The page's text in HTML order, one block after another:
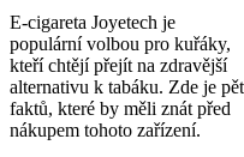
E-cigareta Joyetech je
populární volbou pro kuřáky,
kteří chtějí přejít na zdravější
alternativu k tabáku. Zde je pět
faktů, které by měli znát před
nákupem tohoto zařízení.